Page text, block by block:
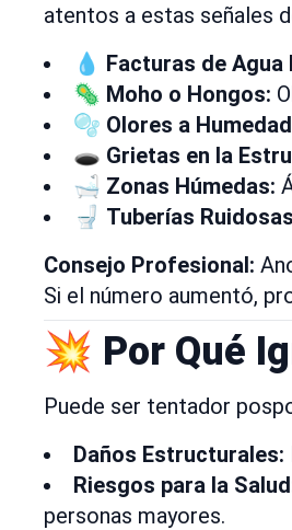
atentos a estas señales
💧 Facturas de Agua
🦠 Moho o Hongos:
🫧 Olores a
🕳️ Grietas en la
🛁 Zonas Húmedas:
🚽 Tuberías
Consejo Profesional:
Si el número aumentó,
💥 Por Qué
Puede ser tentador
Daños Estructurales:
Riesgos para la
personas mayores.